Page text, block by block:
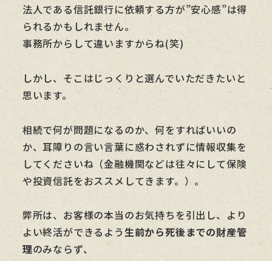
法人である信託銀行に依頼する方が”安心感”は得
られるかもしれません。
事務所からして違いますからね(笑)
しかし、そこはじっくりと選んでいただきたいと
思います。
相続で何が問題になるのか、何をすればいいの
か、耳障りの言い言葉に惑わされずに情報収集を
してくださいね（金融機関などは往々にして保険
や投資信託をおススメしてきます。）。
弊所は、お客様の本当のお気持ちを引出し、より
よい終活ができるよう生前から死後までの財産管
理のみならず、